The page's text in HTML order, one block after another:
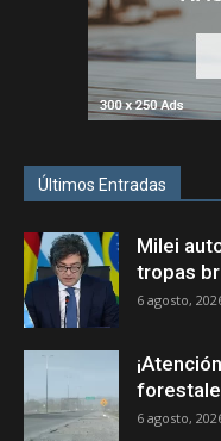
Últimos Entradas
Milei
tropas
6 agosto,
6 agosto,